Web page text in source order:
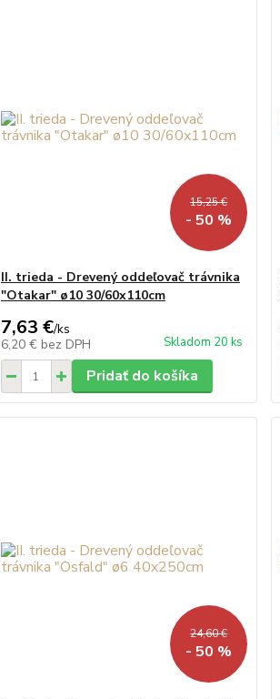
15,25 €
- 50 %
II. trieda - Drevený oddeľovač trávnika
"Otakar" ø10 30/60x110cm
7,63 €/ks
6,20 € bez DPH Skladom 20 ks
Pridať do košíka
24,60 €
- 50 %